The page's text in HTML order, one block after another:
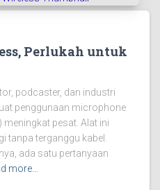
Perlukah untuk
podcaster, dan industri
penggunaan microphone
pesat. Alat ini
tanpa terganggu kabel.
ada satu pertanyaan
more…